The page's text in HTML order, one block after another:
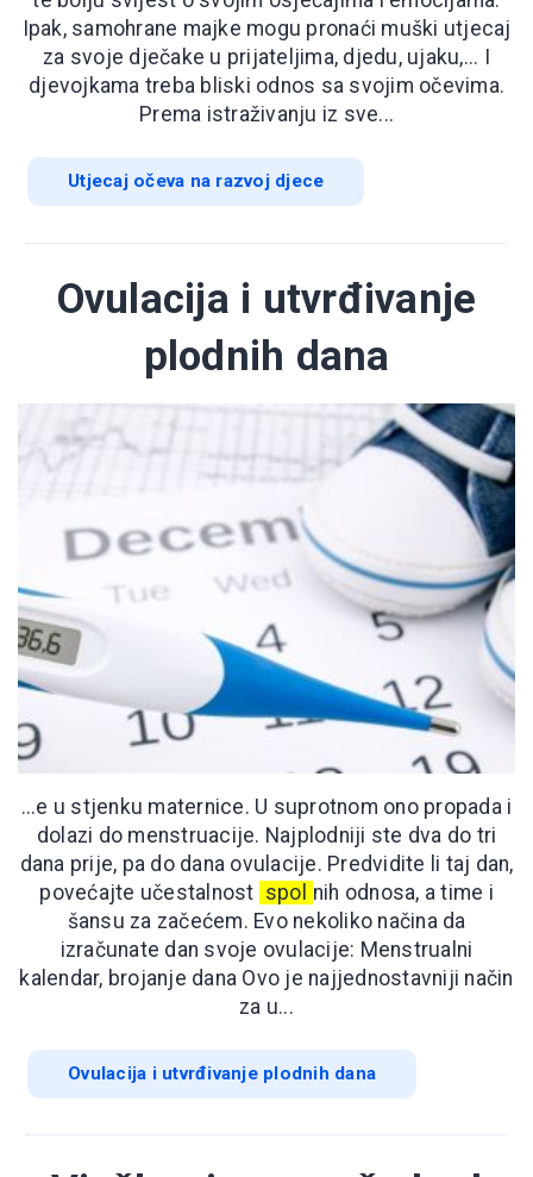
Ipak, samohrane majke mogu pronaći muški utjecaj
za svoje dječake u prijateljima, djedu, ujaku,... I
djevojkama treba bliski odnos sa svojim očevima.
Prema istraživanju iz sve...
Utjecaj očeva na razvoj djece
Ovulacija i utvrđivanje
plodnih dana
...e u stjenku maternice. U suprotnom ono propada i
dolazi do menstruacije. Najplodniji ste dva do tri
dana prije, pa do dana ovulacije. Predvidite li taj dan,
povećajte učestalnost spol nih odnosa, a time i
šansu za začećem. Evo nekoliko načina da
izračunate dan svoje ovulacije: Menstrualni
kalendar, brojanje dana Ovo je najjednostavniji način
za u...
Ovulacija i utvrđivanje plodnih dana